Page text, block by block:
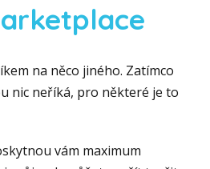
na něco jiného. Zatímco
nic neříká, pro některé je to
vám maximum